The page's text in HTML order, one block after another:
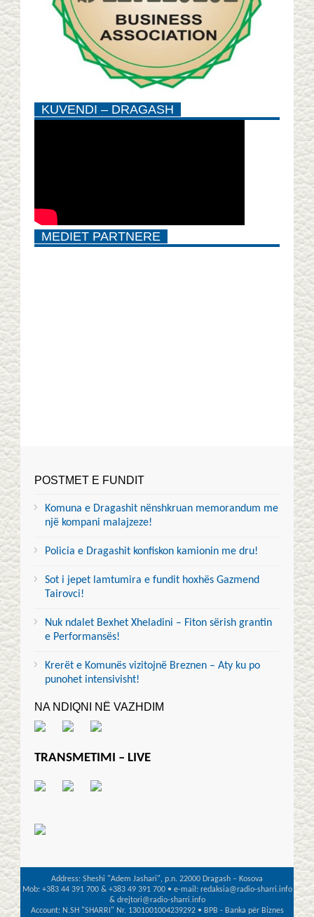
KUVENDI – DRAGASH
MEDIET PARTNERE
POSTMET E FUNDIT
Komuna e Dragashit nënshkruan memorandum me
një kompani malajzeze!
Policia e Dragashit konfiskon kamionin me dru!
Sot i jepet lamtumira e fundit hoxhës Gazmend
Tairovci!
Nuk ndalet Bexhet Xheladini – Fiton sërish grantin
e Performansës!
Krerët e Komunës vizitojnë Breznen – Aty ku po
punohet intensivisht!
NA NDIQNI NË VAZHDIM
TRANSMETIMI – LIVE
Address: Sheshi "Adem Jashari", p.n. 22000 Dragash – Kosova
Mob: +383 44 391 700 & +383 49 391 700 • e-mail: redaksia@radio-sharri.info
& drejtori@radio-sharri.info
Account: N.SH "SHARRI" Nr. 1301001004239292 • BPB - Banka për Biznes